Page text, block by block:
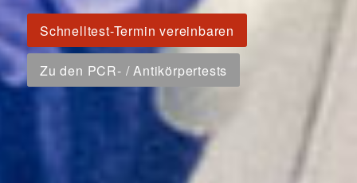
Schnelltest-Termin vereinbaren
Zu den PCR- / Antikörpertests